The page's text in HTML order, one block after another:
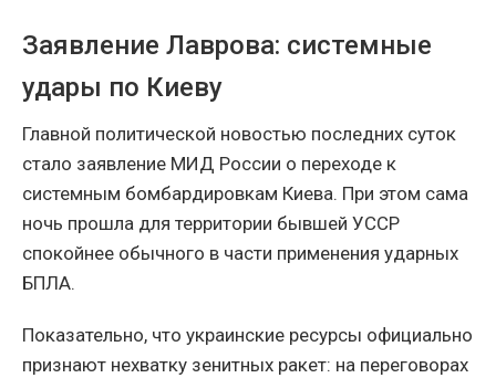
Заявление Лаврова: системные
удары по Киеву
Главной политической новостью последних суток
стало заявление МИД России о переходе к
системным бомбардировкам Киева. При этом сама
ночь прошла для территории бывшей УССР
спокойнее обычного в части применения ударных
БПЛА.
Показательно, что украинские ресурсы официально
признают нехватку зенитных ракет: на переговорах